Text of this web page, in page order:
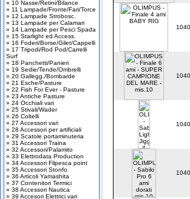
» 10 Nasse/Retini/Bilance
» 11 Lampade/Fronte/Fari/Torce
» 12 Lampade Strobosc.
» 13 Lampade per Calamari
» 14 Lampade per Pesci Spada
» 15 Starlight ed Access.
» 16 Foderi/Borse/Gilet/Cappelli
» 17 Tripodi/Rod Pod/Carrelli
Surf
» 18 Panchetti/Panieri
» 19 Sedie/Tende/Ombrelli
» 20 Gallegg./Bombarde
» 21 Esche/Pasture
» 22 Fish For Ever - Pasture
» 23 Antiche Pasture
» 24 Occhiali vari
» 25 Stivali/Wader
» 26 Coltelli
» 27 Accessori vari
» 28 Accessori per artificiali
» 29 Scatole portaminuteria
» 31 Accessori Traina
» 32 Accessori/Palamito
» 33 Elettrodata Production
» 34 Accessori Filpesca point
» 35 Accessori Stonfo
» 36 Articoli Yamashita
» 37 Contenitori Termici
» 38 Accessori Nautica
» 39 Accesori Elettrici vari